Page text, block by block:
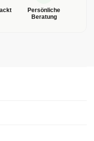
Persönliche
Beratung